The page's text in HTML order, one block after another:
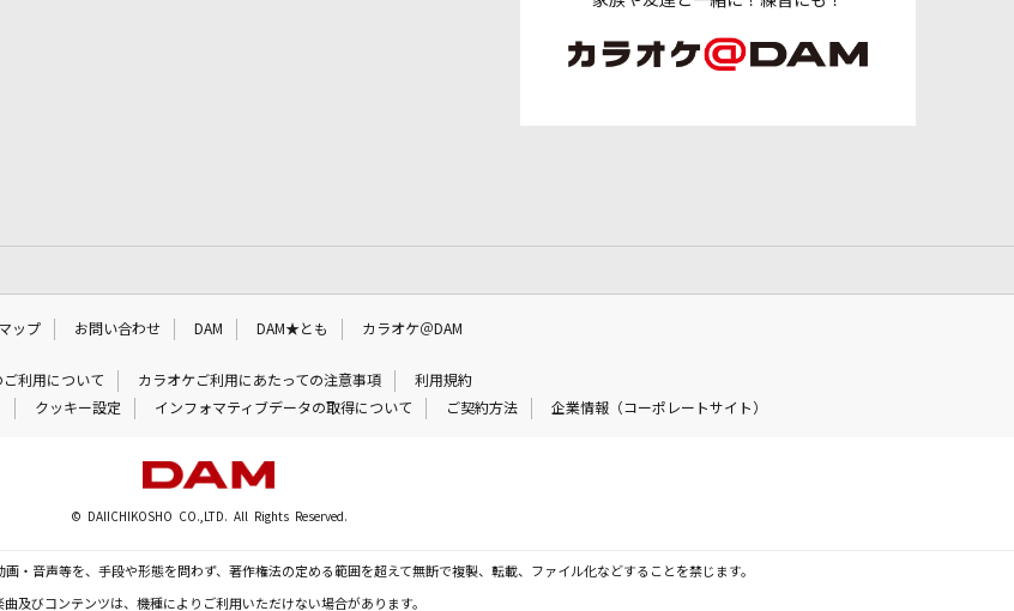
ップ お問い合わせ DAM DAM★とも カラオケ＠DAM
ご利用について カラオケご利用にあたっての注意事項
利用規約
クッキー設定 インフォマティブデータの取得について ご契約方法 企業情報（コーポレートサイト）
© DAIICHIKOSHO CO.,LTD. All Rights Reserved.
・音声等を、手段や形態を問わず、著作権法の定める範囲を超えて無断で複製、転載、ファイル化などすることを禁じます。
曲及びコンテンツは、機種によりご利用いただけない場合があります。